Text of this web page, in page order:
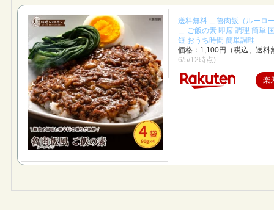
送料無料 ＿魯肉飯（ルーロ
＿ ご飯の素 即席 調理 簡単
短 おうち時間 簡単調理
価格：1,100円（税込、送料
6/5/12時点)
楽